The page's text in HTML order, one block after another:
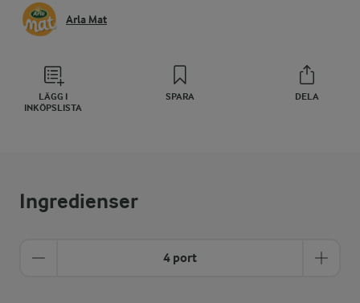
Arla Mat
LÄGG I
INKÖPSLISTA
SPARA DELA
Ingredienser
4 port